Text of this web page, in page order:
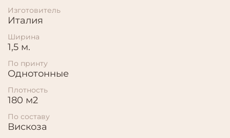
Изготовитель
Италия
Ширина
1,5 м.
По принту
Однотонные
Плотность
180 м2
По составу
Вискоза